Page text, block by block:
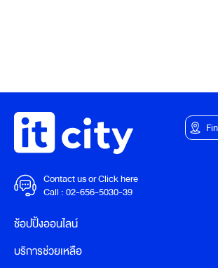
Contact us or Click here
Call :02-656-5030-39
ช้อปปิ้งออนไลน์
บริการช่วยเหลือ